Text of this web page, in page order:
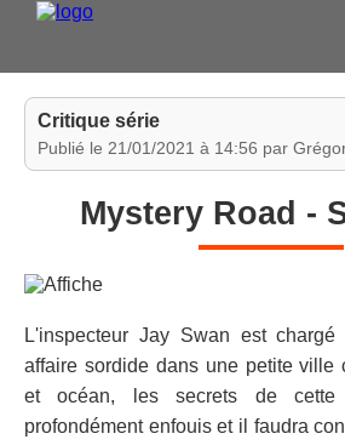
Critique série
Publié le 21/01/2021 à 14:56 par
Mystery Road -
L'inspecteur Jay Swan est
affaire sordide dans une petite ville
et océan, les secrets de cette
profondément enfouis et il faudra